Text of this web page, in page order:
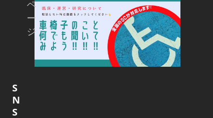
ペ
ー
ジ
S
N
S